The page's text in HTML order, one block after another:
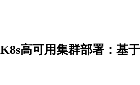
K8s高可用集群部署：基